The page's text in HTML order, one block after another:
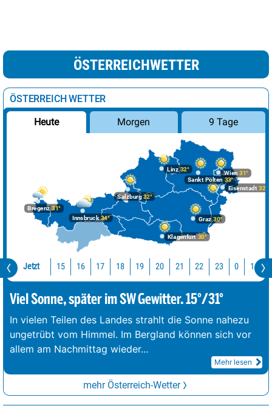
ÖSTERREICHWETTER
ÖSTERREICH WETTER
Heute Morgen 9 Tage
Bregenz31°
Graz30°
Innsbruck34°
Klagenfurt 30°
Linz32°
Salzburg32°
Wien 31°
Eisenstadt 32°
Sankt Pölten 33°
Jetzt 15 16 17 18 19 20 21 22 23 0 1
Viel Sonne, später im SW Gewitter. 15°/31°
In vielen Teilen des Landes strahlt die Sonne nahezu
ungetrübt vom Himmel. Im Bergland können sich vor
allem am Nachmittag wieder...
Mehr lesen
mehr Österreich-Wetter